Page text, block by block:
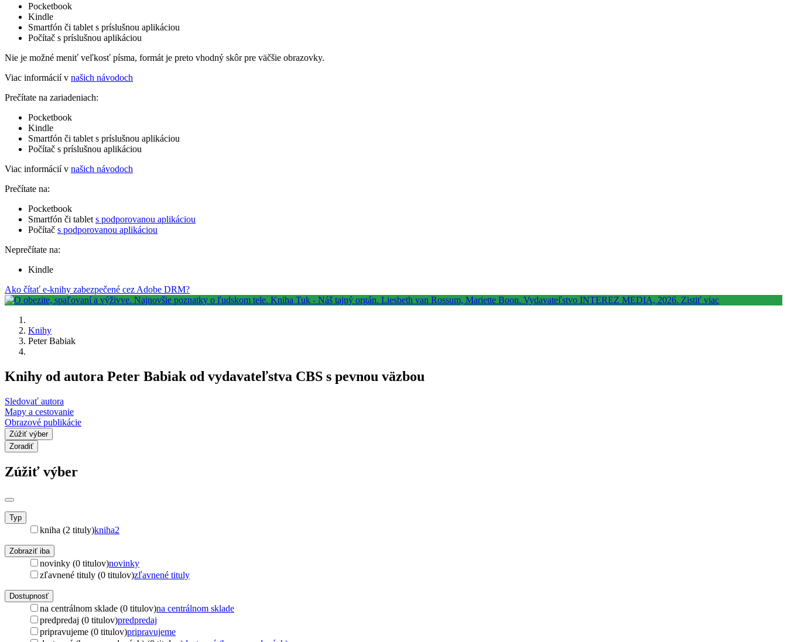
Pocketbook
Kindle
Smartfón či tablet s príslušnou aplikáciou
Počítač s príslušnou aplikáciou
Nie je možné meniť veľkosť písma, formát je preto vhodný skôr pre väčšie obrazovky.
Viac informácií v našich návodoch
Prečítate na zariadeniach:
Pocketbook
Kindle
Smartfón či tablet s príslušnou aplikáciou
Počítač s príslušnou aplikáciou
Viac informácií v našich návodoch
Prečítate na:
Pocketbook
Smartfón či tablet s podporovanou aplikáciou
Počítač s podporovanou aplikáciou
Neprečítate na:
Kindle
Ako čítať e-knihy zabezpečené cez Adobe DRM?
Knihy
Peter Babiak
Knihy od autora Peter Babiak od vydavateľstva CBS s pevnou väzbou
Sledovať autora
Mapy a cestovanie
Obrazové publikácie
Zúžiť výber
Zoradiť
Zúžiť výber
Typ
kniha (2 tituly)kniha2
Zobraziť iba
novinky (0 titulov)novinky
zľavnené tituly (0 titulov)zľavnené tituly
Dostupnosť
na centrálnom sklade (0 titulov)na centrálnom sklade
predpredaj (0 titulov)predpredaj
pripravujeme (0 titulov)pripravujeme